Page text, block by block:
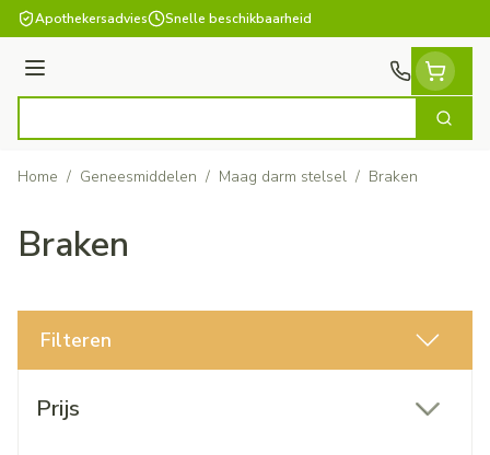
Ga naar de inhoud
Apothekersadvies Snelle beschikbaarheid
Menu
Zoek
Home / Geneesmiddelen / Maag darm stelsel / Braken
Braken
Filteren
Prijs